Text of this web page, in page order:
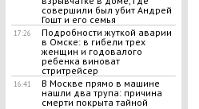
совершили был убит Андрей
Гошт и его семья
17:26
Подробности жуткой аварии
в Омске: в гибели трех
женщин и годовалого
ребенка виноват
стритрейсер
16:41
В Москве прямо в машине
нашли два трупа: причина
смерти покрыта тайной